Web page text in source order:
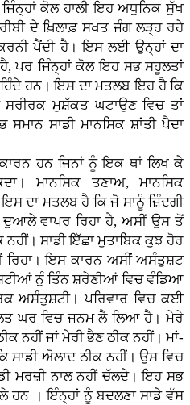
ਕੋਲ ਹਾਲੀ ਇਹ ਅਧੁਨਿਕ ਸੁੱਖ
ਦੇ ਖ਼ਿਲਾਫ਼ ਸਖਤ ਜੰਗ ਲੜ੍ਹ ਰਹੇ
ਪੈਂਦੀ ਹੈ। ਇਸ ਲਈ ਉਨ੍ਹਾਂ ਦਾ
ਪਰ ਜਿੰਨ੍ਹਾਂ ਕੋਲ ਇਹ ਸਭ ਸਹੂਲਤਾਂ
ਹਨ। ਇਸ ਦਾ ਮਤਲਬ ਇਹ ਹੈ ਕਿ
ਮੁਸ਼ੱਕਤ ਘਟਾਉਣ ਵਿਚ ਤਾਂ
ਸਾਡੀ ਮਾਨਸਿਕ ਸ਼ਾਂਤੀ ਪੈਦਾ
ਹਨ ਜਿਨਾਂ ਨੂੰ ਇਕ ਥਾਂ ਲਿਖ ਕੇ
ਮਾਨਸਿਕ ਤਣਾਅ, ਮਾਨਸਿਕ
ਦਾ ਮਤਲਬ ਹੈ ਕਿ ਜੋ ਸਾਨੂੰ ਜ਼ਿੰਦਗੀ
ਵਾਪਰ ਰਿਹਾ ਹੈ, ਅਸੀਂ ਉਸ ਤੋਂ
ਸਾਡੀ ਇੱਛਾ ਮੁਤਾਬਿਕ ਕੁਝ ਹੋਰ
ਰਿਹਾ। ਇਸ ਕਾਰਨ ਅਸੀਂ ਅਸੰਤੁਸ਼ਟ
ਨੁੰ ਤਿੰਨ ਸ਼ਰੇਣੀਆਂ ਵਿਚ ਵੰਡਿਆ
ਅਸੰਤੁਸ਼ਟੀ। ਪਰਿਵਾਰ ਵਿਚ ਕਈ
ਘਰ ਵਿਚ ਜਨਮ ਲੈ ਲਿਆ ਹੈ। ਮੇਰੇ
ਨਹੀਂ ਜਾਂ ਮੇਰੀ ਭੈਣ ਠੀਕ ਨਹੀਂ। ਮਾਂ-
ਸਾਡੀ ਅੋਲਾਦ ਠੀਕ ਨਹੀਂ। ਉਸ ਵਿਚ
ਮਰਜ਼ੀ ਨਾਲ ਨਹੀਂ ਚੱਲਦੇ। ਇਹ ਸਭ
ਹਨ । ਇੰਨ੍ਹਾਂ ਨੂੰ ਬਦਲਣਾ ਸਾਡੇ ਵੱਸ